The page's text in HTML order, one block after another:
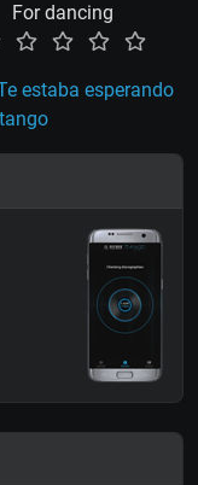
For dancing
estaba esperando